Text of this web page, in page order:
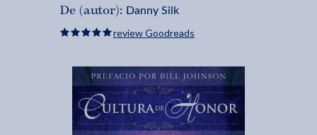
De (autor): Danny Silk
review Goodreads